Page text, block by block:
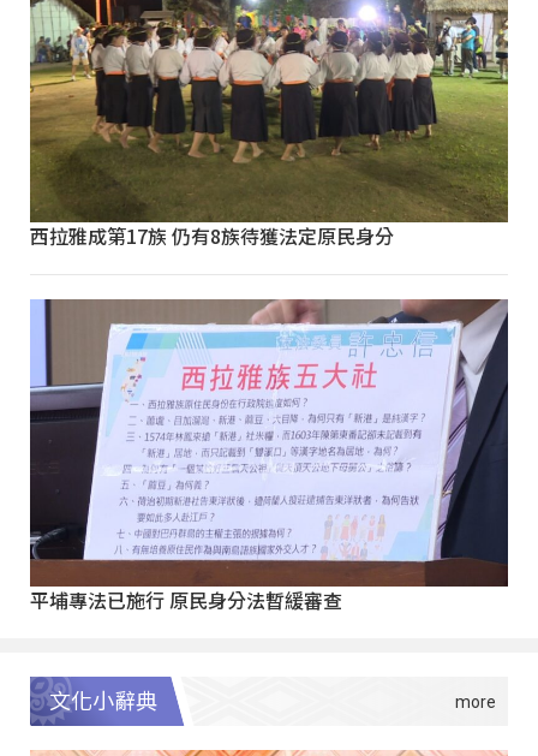
西拉雅成第17族 仍有8族待獲法定原民身分
平埔專法已施行 原民身分法暫緩審查
文化小辭典